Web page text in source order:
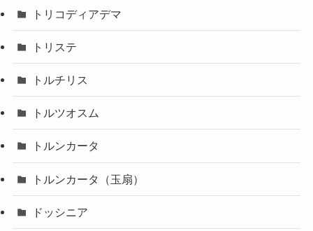
トリコディアデマ
トリステ
トルチリス
トルツオスム
トルンカータ
トルンカータ（玉扇）
ドッシニア